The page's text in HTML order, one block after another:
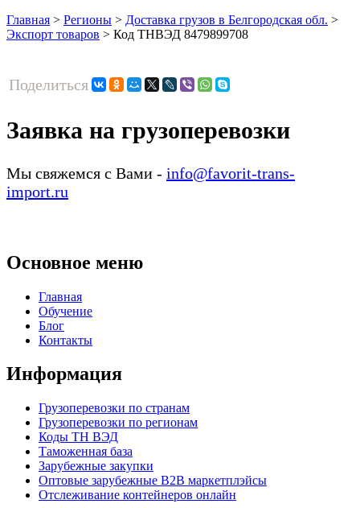
Главная > Регионы > Доставка грузов в Белгородская обл. >
Экспорт товаров > Код ТНВЭД 8479899708
Поделиться
Заявка на грузоперевозки
Мы свяжемся с Вами - info@favorit-trans-
import.ru
Основное меню
Главная
Обучение
Блог
Контакты
Информация
Грузоперевозки по странам
Грузоперевозки по регионам
Коды ТН ВЭД
Таможенная база
Зарубежные закупки
Оптовые зарубежные B2B маркетплэйсы
Отслеживание контейнеров онлайн